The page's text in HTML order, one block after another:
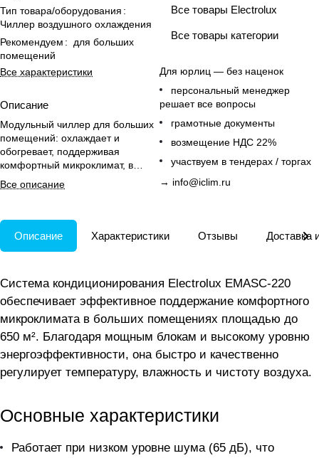
Тип товара/оборудования :
Чиллер воздушного охлаждения
Рекомендуем :
для больших
помещений
Все характеристики
Описание
Модульный чиллер для больших
помещений: охлаждает и
обогревает, поддерживая
комфортный микроклимат, в
комплекте насос и проводные
пульты управления.
Все описание
Все товары Electrolux
Все товары категории
Для юрлиц — без наценок
персональный менеджер
решает все вопросы
грамотные документы
возмещение НДС 22%
участвуем в тендерах / торгах
→ info@iclim.ru
Описание Характеристики Отзывы Доставка
Система кондиционирования Electrolux EMASC-220
обеспечивает эффективное поддержание комфортного
микроклимата в больших помещениях площадью до
650 м². Благодаря мощным блокам и высокому уровню
энергоэффективности, она быстро и качественно
регулирует температуру, влажность и чистоту воздуха.
Основные характеристики
Работает при низком уровне шума (65 дБ), что